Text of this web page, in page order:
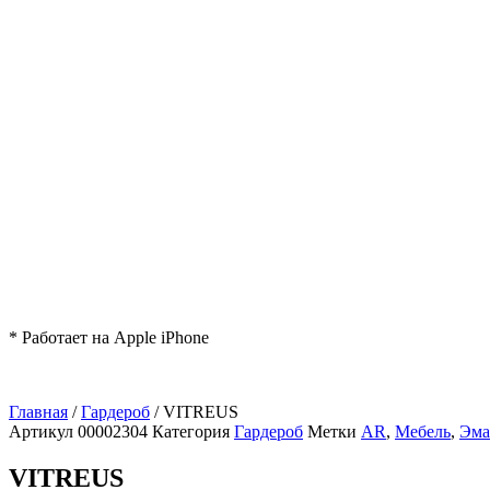
* Работает на Apple iPhone
Главная /Гардероб / VITREUS
Артикул 00002304 Категория Гардероб Метки AR, Мебель,
VITREUS